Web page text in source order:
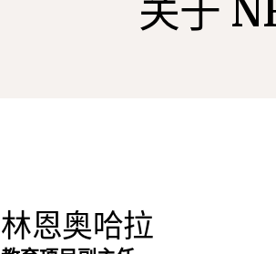
关于
林恩奥哈拉